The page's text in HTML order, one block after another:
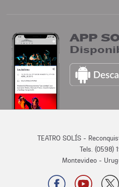
APP
TEATRO SOLÍS -
Tels. (0598)
Montevideo -